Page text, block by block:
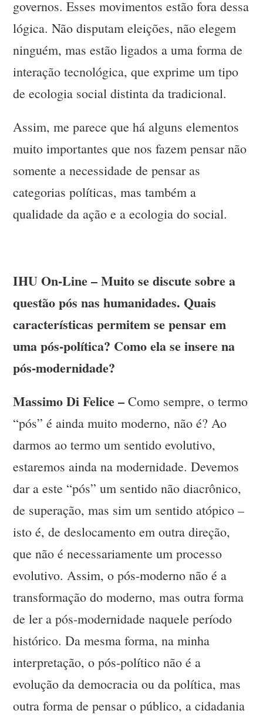
governos. Esses movimentos estão fora dessa
lógica. Não disputam eleições, não elegem
ninguém, mas estão ligados a uma forma de
interação tecnológica, que exprime um tipo
de ecologia social distinta da tradicional.
Assim, me parece que há alguns elementos
muito importantes que nos fazem pensar não
somente a necessidade de pensar as
categorias políticas, mas também a
qualidade da ação e a ecologia do social.
IHU On-Line – Muito se discute sobre a
questão pós nas humanidades. Quais
características permitem se pensar em
uma pós-política? Como ela se insere na
pós-modernidade?
Massimo Di Felice – Como sempre, o termo
“pós” é ainda muito moderno, não é? Ao
darmos ao termo um sentido evolutivo,
estaremos ainda na modernidade. Devemos
dar a este “pós” um sentido não diacrônico,
de superação, mas sim um sentido atópico –
isto é, de deslocamento em outra direção,
que não é necessariamente um processo
evolutivo. Assim, o pós-moderno não é a
transformação do moderno, mas outra forma
de ler a pós-modernidade naquele período
histórico. Da mesma forma, na minha
interpretação, o pós-político não é a
evolução da democracia ou da política, mas
outra forma de pensar o público, a cidadania